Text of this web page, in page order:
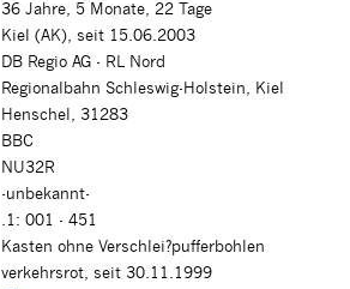
36 Jahre, 5 Monate, 22 Tage
Kiel (AK), seit 15.06.2003
DB Regio AG - RL Nord
Regionalbahn Schleswig-Holstein, Kiel
Henschel, 31283
BBC
NU32R
-unbekannt-
.1: 001 - 451
Kasten ohne Verschlei?pufferbohlen
verkehrsrot, seit 30.11.1999